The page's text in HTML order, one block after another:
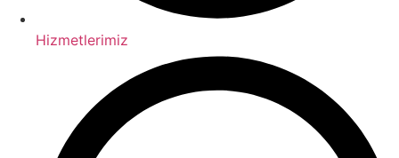
Hizmetlerimiz